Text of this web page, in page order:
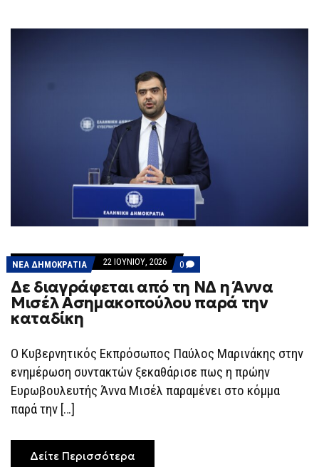
ΝΕΑ ΔΗΜΟΚΡΑΤΙΑ 22 ΙΟΥΝΊΟΥ, 2026 0 COMMENTS
ON
ΔΕ
ΔΙΑΓΡΆΦΕΤΑΙ
ΑΠΌ
ΆΝΝΑ
ΜΙΣΈΛ
ΑΣΗΜΑΚΟΠΟΎΛΟΥ
ΤΗΝ
Δε διαγράφεται από τη ΝΔ η Άννα
Μισέλ Ασημακοπούλου παρά την
καταδίκη
Ο Κυβερνητικός Εκπρόσωπος Παύλος Μαρινάκης στην
ενημέρωση συντακτών ξεκαθάρισε πως η πρώην
Ευρωβουλευτής Άννα Μισέλ παραμένει στο κόμμα
παρά την […]
Δείτε Περισσότερα